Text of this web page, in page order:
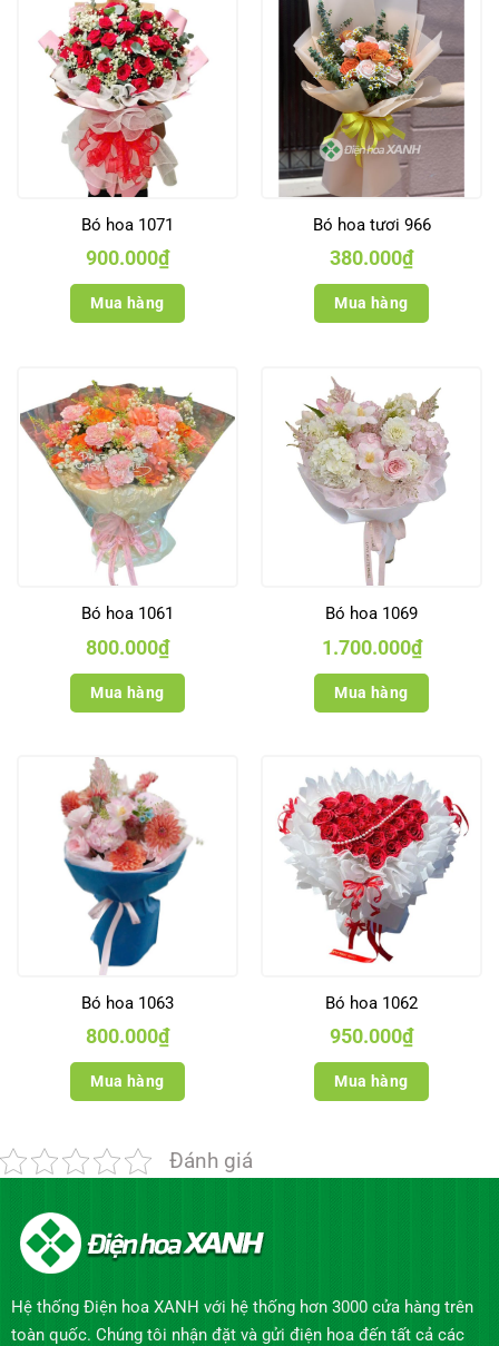
Bó hoa 1071
900.000₫
Mua hàng
Bó hoa tươi 966
380.000₫
Mua hàng
Bó hoa 1061
800.000₫
Mua hàng
Bó hoa 1069
1.700.000₫
Mua hàng
Bó hoa 1063
800.000₫
Mua hàng
Bó hoa 1062
950.000₫
Mua hàng
Đánh giá
Hệ thống Điện hoa XANH với hệ thống hơn 3000 cửa hàng trên
toàn quốc. Chúng tôi nhận đặt và gửi điện hoa đến tất cả các